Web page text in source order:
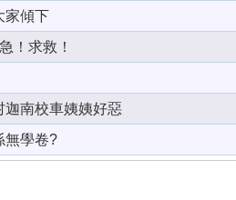
家傾下
！求救！
迦南校車姨姨好惡
無學卷?